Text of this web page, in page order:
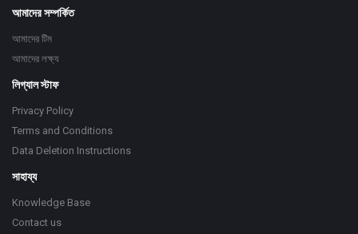
আমাদের সম্পর্কিত
আমাদের টিম
আমাদের লক্ষ্য
লিগ্যাল স্টাফ
Privacy Policy
Terms and Conditions
Data Deletion Instructions
সাহায্য
Knowledge Base
Contact us